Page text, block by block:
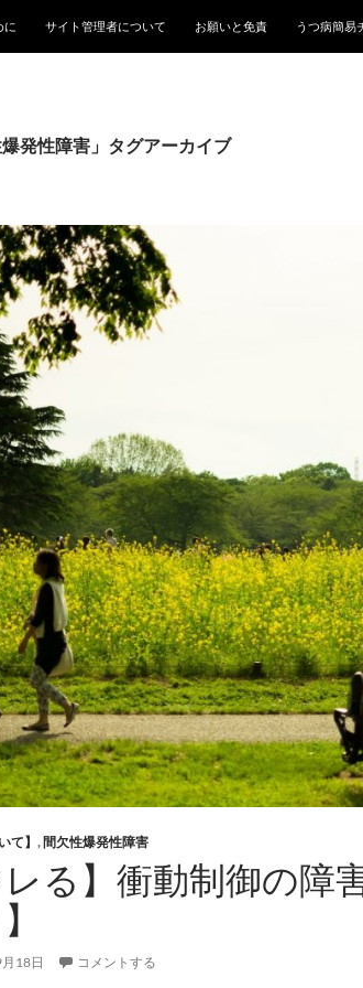
に サイト管理者について お願いと免責 うつ病簡易
爆発性障害」タグアーカイブ
て】 , 間欠性爆発性障害
レる】衝動制御の障
18日 コメントする